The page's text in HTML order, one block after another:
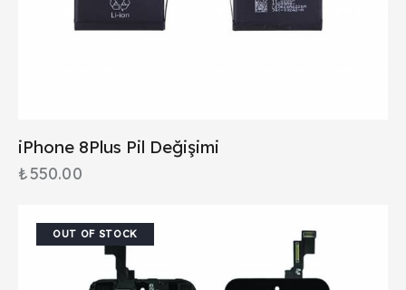
iPhone 8Plus Pil Değişimi
₺550.00
OUT OF STOCK